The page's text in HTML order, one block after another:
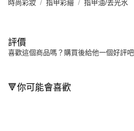
時尚彩妝 指甲彩繪 指甲油/去光水
評價
喜歡這個商品嗎？購買後給他一個好評吧
🔻你可能會喜歡